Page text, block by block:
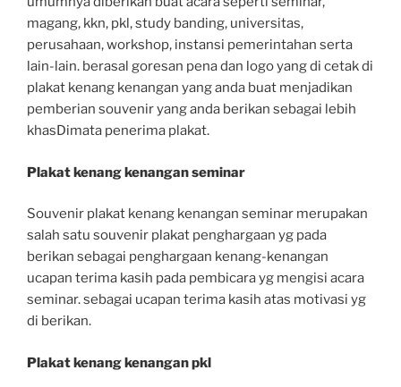
magang, kkn, pkl, study banding, universitas,
perusahaan, workshop, instansi pemerintahan serta
lain-lain. berasal goresan pena dan logo yang di cetak di
plakat kenang kenangan yang anda buat menjadikan
pemberian souvenir yang anda berikan sebagai lebih
khasDimata penerima plakat.
Plakat kenang kenangan seminar
Souvenir plakat kenang kenangan seminar merupakan
salah satu souvenir plakat penghargaan yg pada
berikan sebagai penghargaan kenang-kenangan
ucapan terima kasih pada pembicara yg mengisi acara
seminar. sebagai ucapan terima kasih atas motivasi yg
di berikan.
Plakat kenang kenangan pkl